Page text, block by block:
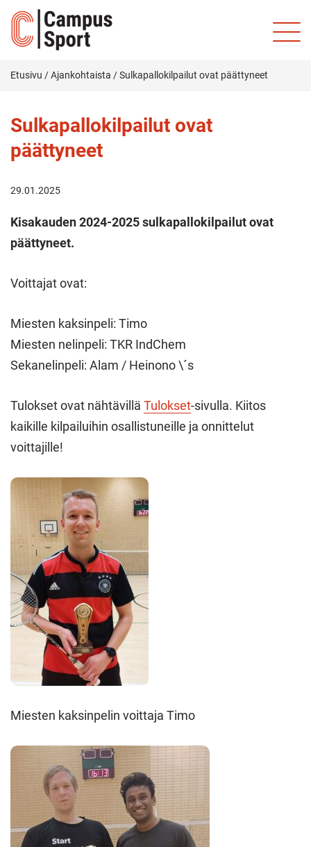
Etusivu /Ajankohtaista /Sulkapallokilpailut ovat päättyneet
Sulkapallokilpailut ovat
päättyneet
29.01.2025
Kisakauden 2024-2025 sulkapallokilpailut ovat
päättyneet.
Voittajat ovat:
Miesten kaksinpeli: Timo
Miesten nelinpeli: TKR IndChem
Sekanelinpeli: Alam / Heinono \´s
Tulokset ovat nähtävillä Tulokset-sivulla. Kiitos
kaikille kilpailuihin osallistuneille ja onnittelut
voittajille!
Miesten kaksinpelin voittaja Timo